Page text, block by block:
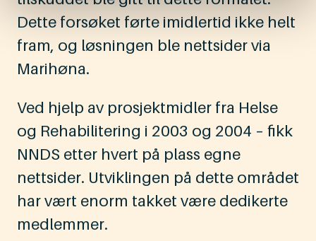
Dette forsøket førte imidlertid ikke helt
fram, og løsningen ble nettsider via
Marihøna.
Ved hjelp av prosjektmidler fra Helse
og Rehabilitering i 2003 og 2004 – fikk
NNDS etter hvert på plass egne
nettsider. Utviklingen på dette området
har vært enorm takket være dedikerte
medlemmer.